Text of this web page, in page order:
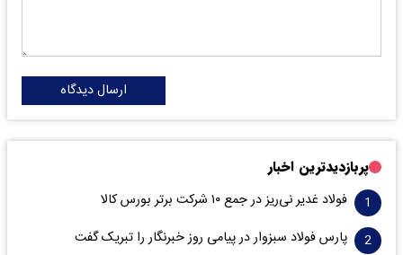
ارسال دیدگاه
پربازدیدترین اخبار
فولاد غدیر نی‌ریز در جمع ۱۰ شرکت برتر بورس کالا
پارس فولاد سبزوار در پیامی روز خبرنگار را تبریک گفت